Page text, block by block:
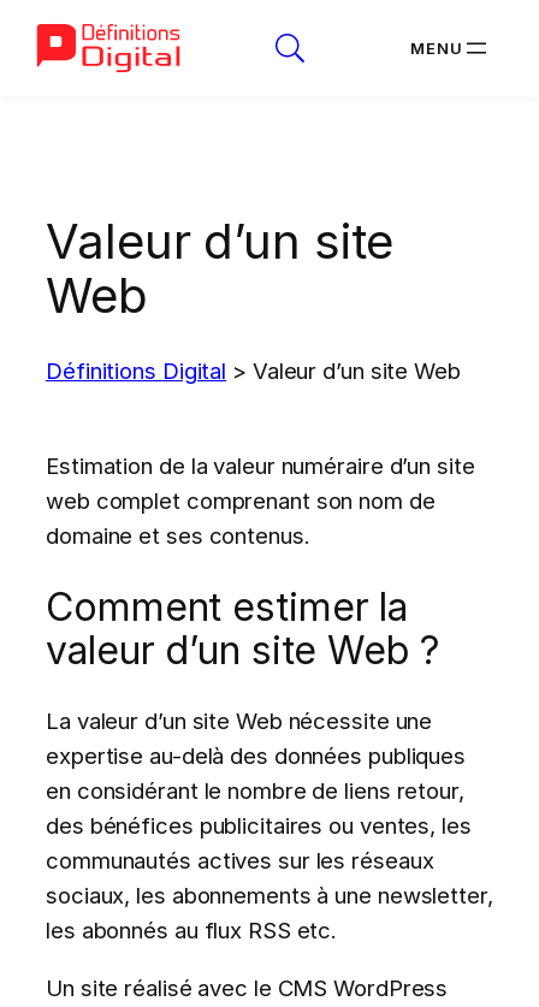
Valeur d’un site
Web
Définitions Digital > Valeur d’un site Web
Estimation de la valeur numéraire d’un site
web complet comprenant son nom de
domaine et ses contenus.
Comment estimer la
valeur d’un site Web ?
La valeur d’un site Web nécessite une
expertise au-delà des données publiques
en considérant le nombre de liens retour,
des bénéfices publicitaires ou ventes, les
communautés actives sur les réseaux
sociaux, les abonnements à une newsletter,
les abonnés au flux RSS etc.
Un site réalisé avec le CMS WordPress